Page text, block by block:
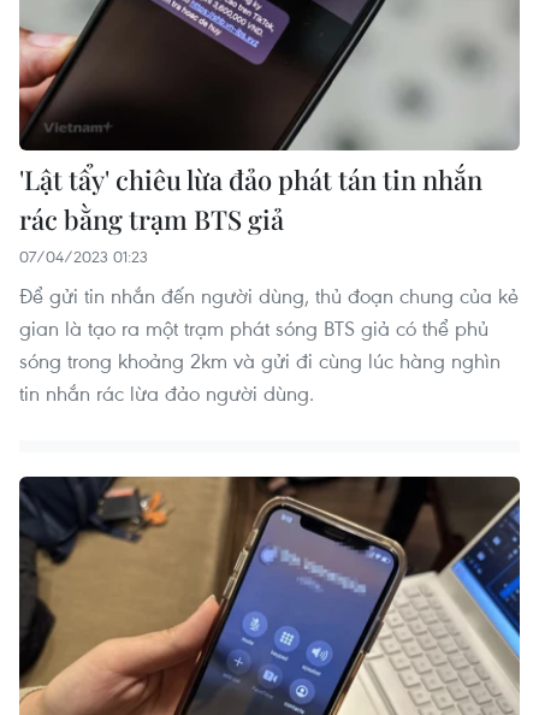
'Lật tẩy' chiêu lừa đảo phát tán tin nhắn
rác bằng trạm BTS giả
07/04/2023 01:23
Để gửi tin nhắn đến người dùng, thủ đoạn chung của kẻ
gian là tạo ra một trạm phát sóng BTS giả có thể phủ
sóng trong khoảng 2km và gửi đi cùng lúc hàng nghìn
tin nhắn rác lừa đảo người dùng.